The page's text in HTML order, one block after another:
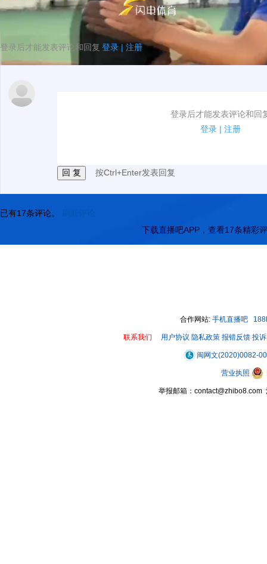
登录后才能发表评论和回复 登录 | 注册
登录后才能发表评论和回
登录 | 注册
1.电脑端新用户可以发表评论了！
按Ctrl+Enter发表回复
已有17条评论。
下载直播吧APP，查看17条精彩
合作网站: 手机直播吧
联系我们 用户协议 隐私政策 报错反馈 投
闽网文(2020)0082-
营业执照
举报邮箱：